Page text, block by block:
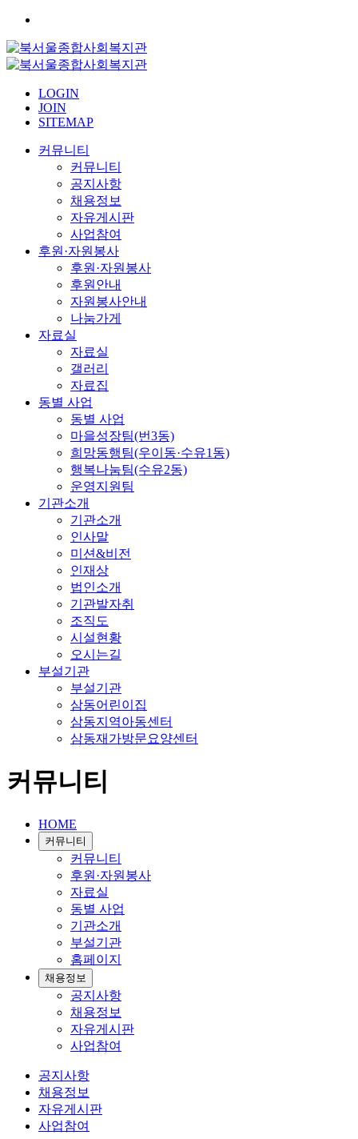
LOGIN
JOIN
SITEMAP
커뮤니티
커뮤니티
공지사항
채용정보
자유게시판
사업참여
후원·자원봉사
후원·자원봉사
후원안내
자원봉사안내
나눔가게
자료실
자료실
갤러리
자료집
동별 사업
동별 사업
마을성장팀(번3동)
희망동행팀(우이동·수유1동)
행복나눔팀(수유2동)
운영지원팀
기관소개
기관소개
인사말
미션&비전
인재상
법인소개
기관발자취
조직도
시설현황
오시는길
부설기관
부설기관
삼동어린이집
삼동지역아동센터
삼동재가방문요양센터
커뮤니티
HOME
커뮤니티
커뮤니티
후원·자원봉사
자료실
동별 사업
기관소개
부설기관
홈페이지
채용정보
공지사항
채용정보
자유게시판
사업참여
공지사항
채용정보
자유게시판
사업참여